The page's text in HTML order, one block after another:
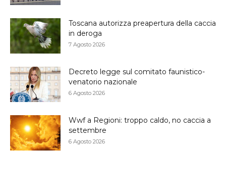
Toscana autorizza preapertura della caccia
in deroga
7 Agosto 2026
Decreto legge sul comitato faunistico-
venatorio nazionale
6 Agosto 2026
Wwf a Regioni: troppo caldo, no caccia a
settembre
6 Agosto 2026